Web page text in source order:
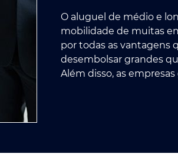
O aluguel de médio e
mobilidade de muitas
por todas as vantagens
desembolsar grandes
Além disso, as